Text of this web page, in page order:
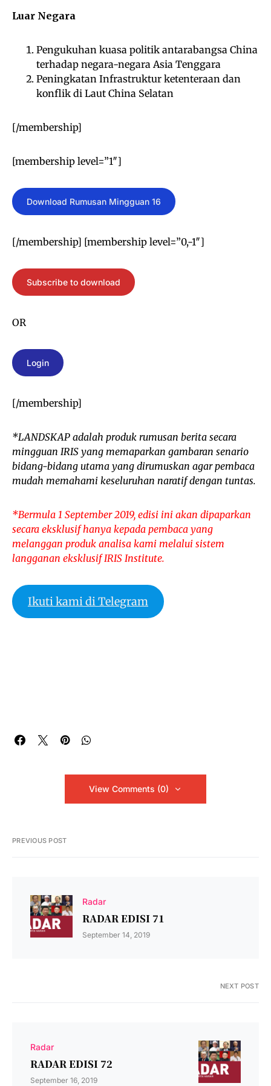
Luar Negara
Pengukuhan kuasa politik antarabangsa China
terhadap negara-negara Asia Tenggara
Peningkatan Infrastruktur ketenteraan dan
konflik di Laut China Selatan
[/membership]
[membership level=”1″]
Download Rumusan Mingguan 16
[/membership] [membership level=”0,-1″]
Subscribe to download
OR
Login
[/membership]
*LANDSKAP adalah produk rumusan berita secara
mingguan IRIS yang memaparkan gambaran senario
bidang-bidang utama yang dirumuskan agar pembaca
mudah memahami keseluruhan naratif dengan tuntas.
*Bermula 1 September 2019, edisi ini akan dipaparkan
secara eksklusif hanya kepada pembaca yang
melanggan produk analisa kami melalui sistem
langganan eksklusif IRIS Institute.
Ikuti kami di Telegram
View Comments (0)
PREVIOUS POST
Radar
RADAR EDISI 71
September 14, 2019
NEXT POST
Radar
RADAR EDISI 72
September 16, 2019